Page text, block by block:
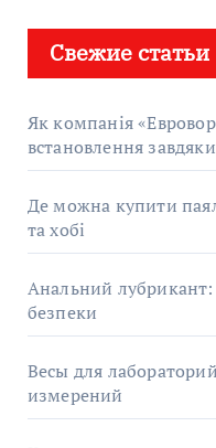
Свежие статьи
Як компанія
встановлення
Де можна купити
та хобі
Анальний
безпеки
Весы для
измерений